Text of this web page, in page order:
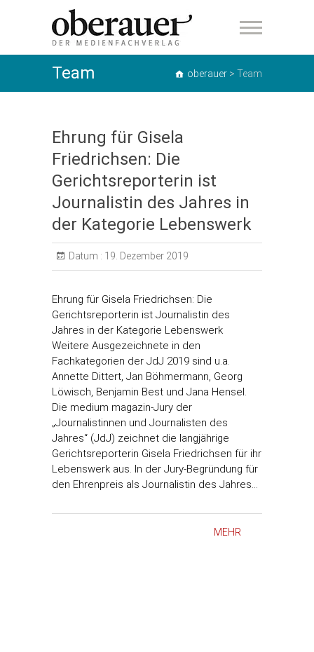
oberauer
Team oberauer > Team
Ehrung für Gisela
Friedrichsen: Die
Gerichtsreporterin ist
Journalistin des Jahres in
der Kategorie Lebenswerk
Datum : 19. Dezember 2019
Ehrung für Gisela Friedrichsen: Die
Gerichtsreporterin ist Journalistin des
Jahres in der Kategorie Lebenswerk
Weitere Ausgezeichnete in den
Fachkategorien der JdJ 2019 sind u.a.
Annette Dittert, Jan Böhmermann, Georg
Löwisch, Benjamin Best und Jana Hensel.
Die medium magazin-Jury der
„Journalistinnen und Journalisten des
Jahres“ (JdJ) zeichnet die langjährige
Gerichtsreporterin Gisela Friedrichsen für ihr
Lebenswerk aus. In der Jury-Begründung für
den Ehrenpreis als Journalistin des Jahres…
MEHR